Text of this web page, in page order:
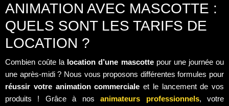
ANIMATION AVEC MASCOTTE :
QUELS SONT LES TARIFS DE
LOCATION ?
Combien coûte la location d’une mascottepour une journée ou
une après-midi ? Nous vous proposons différentes formules pour
réussir votre animation commerciale et le lancement de vos
produits ! Grâce à nosanimateurs professionnels, votre